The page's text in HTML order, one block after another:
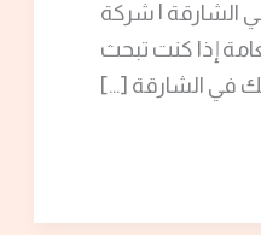
الشارقة | شركة
إذا كنت تبحث
في الشارقة […]